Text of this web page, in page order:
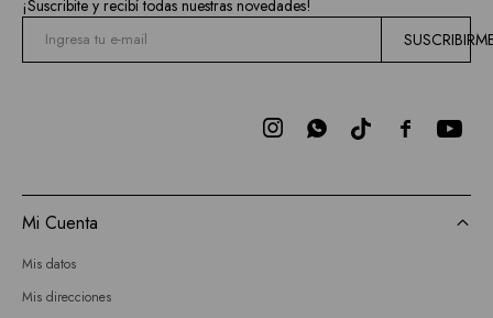
¡Suscribite y recibí todas nuestras novedades!

 
Mi Cuenta
Mis datos
Mis direcciones